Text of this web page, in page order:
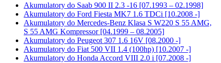
Akumulatory do Saab 900 II 2.3 -16 [07.1993 – 02.1998]
Akumulatory do Ford Fiesta MK7 1.6 TDCi [10.2008 -]
Akumulatory do Mercedes-Benz Klasa S W220 S 55 AMG,
S 55 AMG Kompressor [04.1999 – 08.2005]
Akumulatory do Peugeot 307 1.6 16V [08.2000 -]
Akumulatory do Fiat 500 VII 1.4 (100hp) [10.2007 -]
Akumulatory do Honda Accord VIII 2.0 i [07.2008 -]